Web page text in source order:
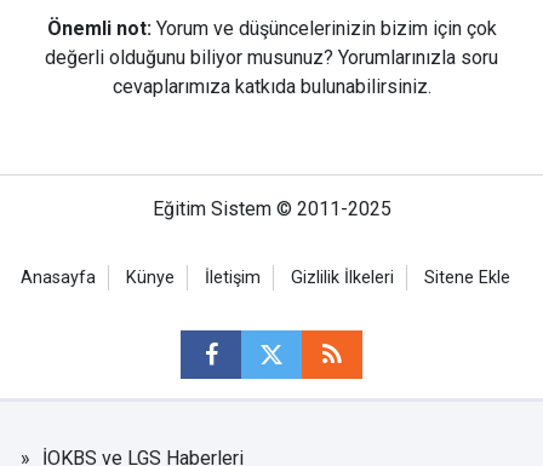
Önemli not: Yorum ve düşüncelerinizin bizim için çok
değerli olduğunu biliyor musunuz? Yorumlarınızla soru
cevaplarımıza katkıda bulunabilirsiniz.
Eğitim Sistem © 2011-2025
Anasayfa Künye İletişim Gizlilik İlkeleri Sitene Ekle
İOKBS ve LGS Haberleri